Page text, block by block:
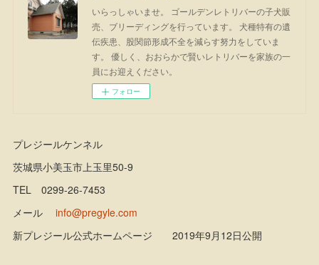
いらっしゃいませ。 ゴールデンレトリバーの子犬販
売、ブリーディングを行っています。 犬種特有の遺
伝疾患、股関節形成不全を減らす努力をしていま
す。 優しく、おおらかで賢いレトリバーを家族の一
員にお迎えください。
フォロー
プレジールケンネル
茨城県小美玉市上玉里50-9
TEL 0299-26-7453
メールinfo@pregyle.com
新プレジール公式ホームページ 2019年9月12日公開